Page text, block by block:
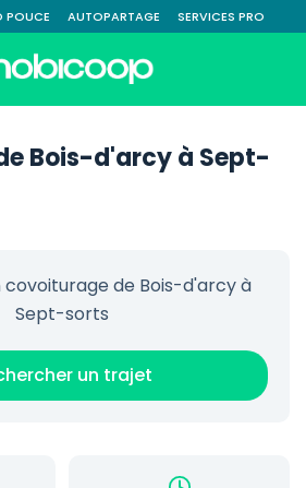
POUCE AUTOPARTAGE SERVICES PRO
Bois-d'arcy à Sept-
covoiturage de Bois-d'arcy à
Sept-sorts
un trajet